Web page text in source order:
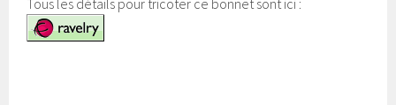
Tous les détails pour tricoter ce bonnet sont ici :